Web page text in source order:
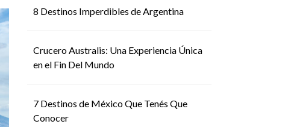
8 Destinos Imperdibles de Argentina
Crucero Australis: Una Experiencia Única
en el Fin Del Mundo
7 Destinos de México Que Tenés Que
Conocer